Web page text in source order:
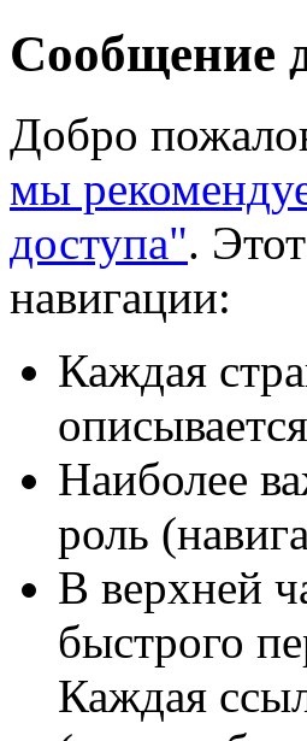
Сообщение
Добро
мы
доступа".
навигации:
Каждая
Наиболее
роль
В верхней
быстрого
Каждая